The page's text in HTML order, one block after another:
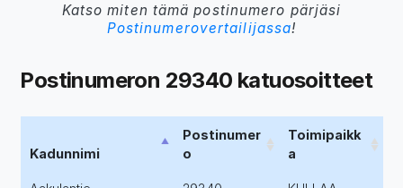
Katso miten tämä postinumero pärjäsi
Postinumerovertailijassa!
Postinumeron 29340 katuosoitteet
Kadunnimi
Postinumer
o
Toimipaikk
a